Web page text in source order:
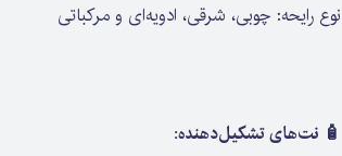
نوع رایحه: چوبی، شرقی، ادویه‌ای و مرکباتی
🧴 نت‌های تشکیل‌دهنده: